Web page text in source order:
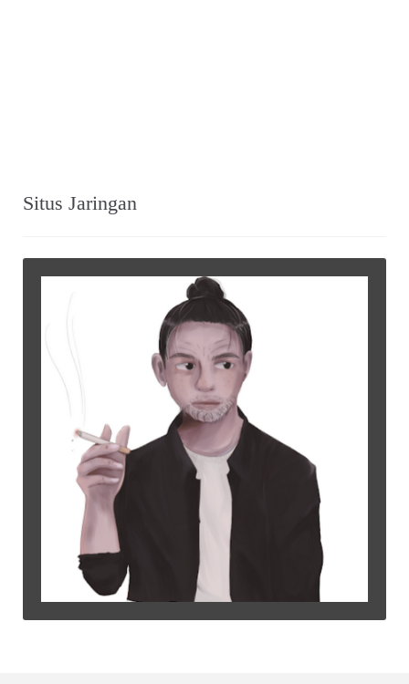
Situs Jaringan